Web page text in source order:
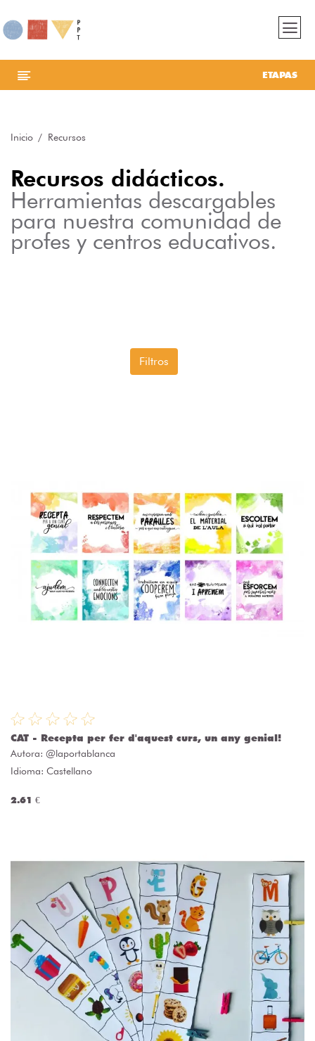
ETAPAS
Inicio Recursos
Recursos didácticos.
Herramientas descargables
para nuestra comunidad de
profes y centros educativos.
Filtros
CAT - Recepta per fer d'aquest curs, un any genial!
Autora: @laportablanca
Idioma: Castellano
2.61 €